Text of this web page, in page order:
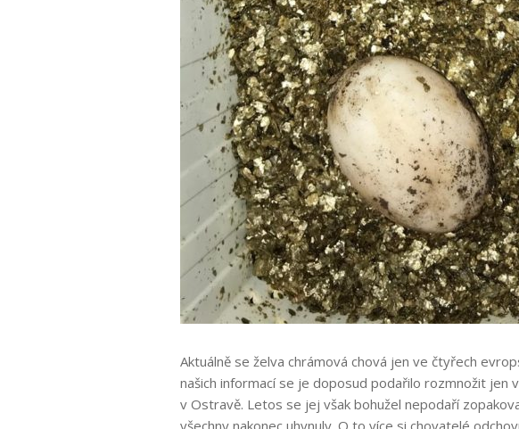
Aktuálně se želva chrámová chová jen ve čtyřech
našich informací se je doposud podařilo rozmnožit jen
v Ostravě. Letos se jej však bohužel nepodaří